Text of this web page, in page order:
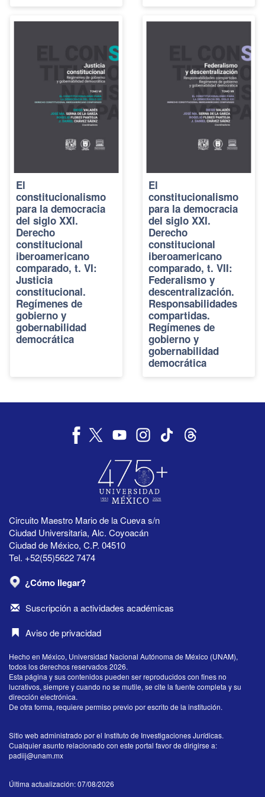
El
constitucionalismo
para la democracia
del siglo XXI.
Derecho
constitucional
iberoamericano
comparado, t. VI:
Justicia
constitucional.
Regímenes de
gobierno y
gobernabilidad
democrática
El
constitucionalismo
para la democracia
del siglo XXI.
Derecho
constitucional
iberoamericano
comparado, t. VII:
Federalismo y
descentralización.
Responsabilidades
compartidas.
Regímenes de
gobierno y
gobernabilidad
democrática
Circuito Maestro Mario de la Cueva s/n
Ciudad Universitaria, Alc. Coyoacán
Ciudad de México, C.P. 04510
Tel. +52(55)5622 7474
¿Cómo llegar?
Suscripción a actividades académicas
Aviso de privacidad
Hecho en México, Universidad Nacional Autónoma de México (UNAM),
todos los derechos reservados 2026.
Esta página y sus contenidos pueden ser reproducidos con fines no
lucrativos, siempre y cuando no se mutile, se cite la fuente completa y su
dirección electrónica.
De otra forma, requiere permiso previo por escrito de la institución.
Sitio web administrado por el Instituto de Investigaciones Jurídicas.
Cualquier asunto relacionado con este portal favor de dirigirse a:
padiij@unam.mx
Última actualización: 07/08/2026